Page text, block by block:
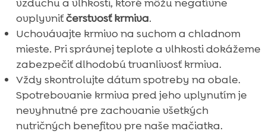
vzduchu a vlhkosti, ktoré môžu negatívne
ovplyvniťčerstvosť krmiva.
Uchovávajte krmivo na suchom a chladnom
mieste. Pri správnej teplote a vlhkosti dokážeme
zabezpečiť dlhodobú trvanlivosť krmiva.
Vždy skontrolujte dátum spotreby na obale.
Spotrebovanie krmiva pred jeho uplynutím je
nevyhnutné pre zachovanie všetkých
nutričných benefitov pre naše mačiatka.